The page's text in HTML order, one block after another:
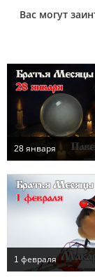
Вас могут